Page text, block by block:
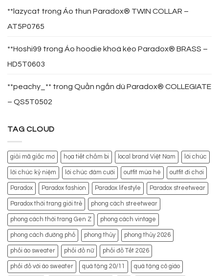
**lazycat trong Áo thun Paradox® TWIN COLLAR –
AT5P0765
**Hoshi99 trong Áo hoodie khoá kéo Paradox® BRASS –
HD5T0603
**peachy_** trong Quần ngắn dù Paradox® COLLEGIATE
– QS5T0502
TAG CLOUD
giải mã giấc mơ họa tiết chấm bi local brand Việt Nam lời chúc
lời chúc kỷ niệm lời chúc đám cưới outfit mùa hè outfit đi chơi
Paradox Paradox fashion Paradox lifestyle Paradox streetwear
Paradox thời trang giới trẻ phong cách streetwear
phong cách thời trang Gen Z phong cách vintage
phong cách đường phố phong thủy phong thủy 2026
phối áo sweater phối đồ nữ phối đồ Tết 2026
phối đồ với áo sweater quà tặng 20/11 quà tặng cô giáo